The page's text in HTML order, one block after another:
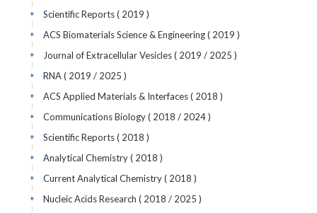
Scientific Reports( 2019 )
+
ACS Biomaterials Science & Engineering( 2019 )
+
Journal of Extracellular Vesicles( 2019 / 2025 )
+
RNA( 2019 / 2025 )
+
ACS Applied Materials & Interfaces( 2018 )
+
Communications Biology( 2018 / 2024 )
+
Scientific Reports( 2018 )
+
Analytical Chemistry( 2018 )
+
Current Analytical Chemistry( 2018 )
+
Nucleic Acids Research ( 2018 / 2025 )
+